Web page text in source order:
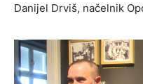
Danijel Drviš, načelnik